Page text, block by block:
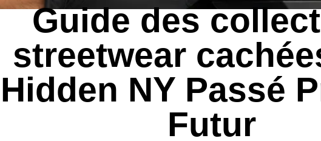
Guide des
streetwear
Hidden NY Passé
Futur